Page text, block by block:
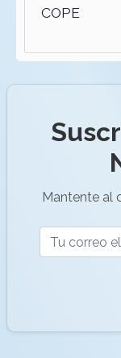
COPE
Mantente al